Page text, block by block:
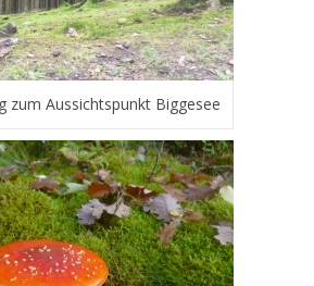
zum Aussichtspunkt Biggesee